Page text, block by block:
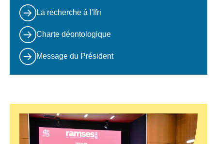
La recherche à l'Ifri
Charte déontologique
Message du Président